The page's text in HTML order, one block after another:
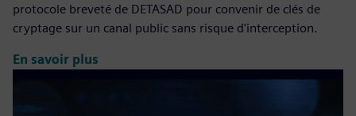
protocole breveté de DETASAD pour convenir de clés de
cryptage sur un canal public sans risque d'interception.
En savoir plus